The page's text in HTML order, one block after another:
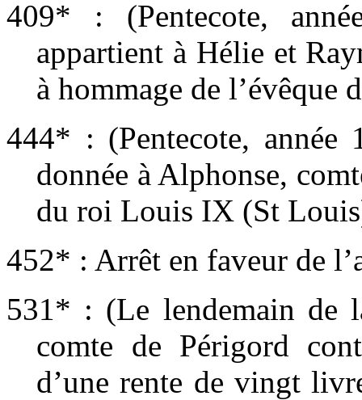
409* : (Pentecote,
appartient à Hélie et
à hommage de l’évêque
444* : (Pentecote, année
donnée à Alphonse,
du roi Louis IX (St
452* : Arrêt en faveur de
531* : (Le lendemain de
comte de Périgord
d’une rente de vingt